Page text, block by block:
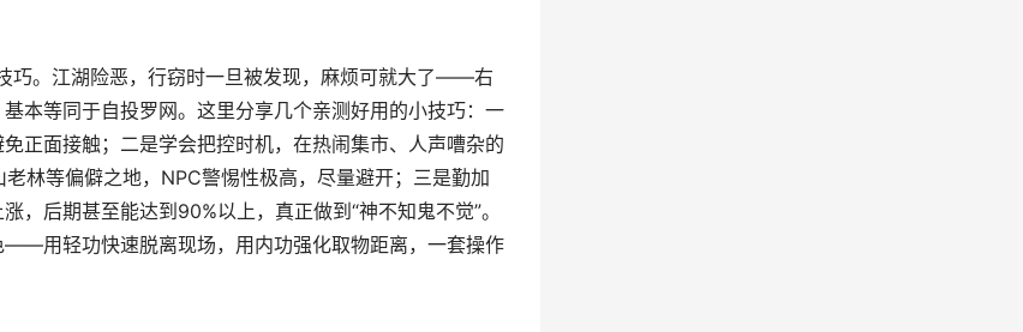
巧。江湖险恶，行窃时一旦被发现，麻烦可就大了——右
本等同于自投罗网。这里分享几个亲测好用的小技巧：一
正面接触；二是学会把控时机，在热闹集市、人声嘈杂的
林等偏僻之地，NPC警惕性极高，尽量避开；三是勤加
，后期甚至能达到90%以上，真正做到“神不知鬼不觉”。
用轻功快速脱离现场，用内功强化取物距离，一套操作